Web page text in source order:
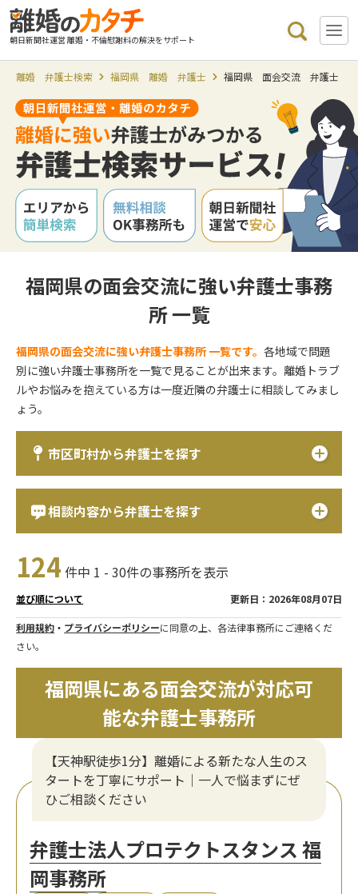
朝日新聞社運営 離婚・不倫慰謝料の解決をサポート
離婚 弁護士検索 福岡県 離婚 弁護士 福岡県 面会交流 弁護士
福岡県の面会交流に強い弁護士事務
所 一覧
福岡県の面会交流に強い弁護士事務所 一覧です。各地域で問題
別に強い弁護士事務所を一覧で見ることが出来ます。離婚トラブ
ルやお悩みを抱えている方は一度近隣の弁護士に相談してみまし
ょう。
市区町村から弁護士を探す
相談内容から弁護士を探す
124 件中 1 - 30件の事務所を表示
並び順について 更新日：2026年08月07日
利用規約 ・ プライバシーポリシーに同意の上、各法律事務所にご連絡くだ
さい。
福岡県にある面会交流が対応可
能な弁護士事務所
【天神駅徒歩1分】離婚による新たな人生のス
タートを丁寧にサポート｜一人で悩まずにぜ
ひご相談ください
弁護士法人プロテクトスタンス 福
岡事務所